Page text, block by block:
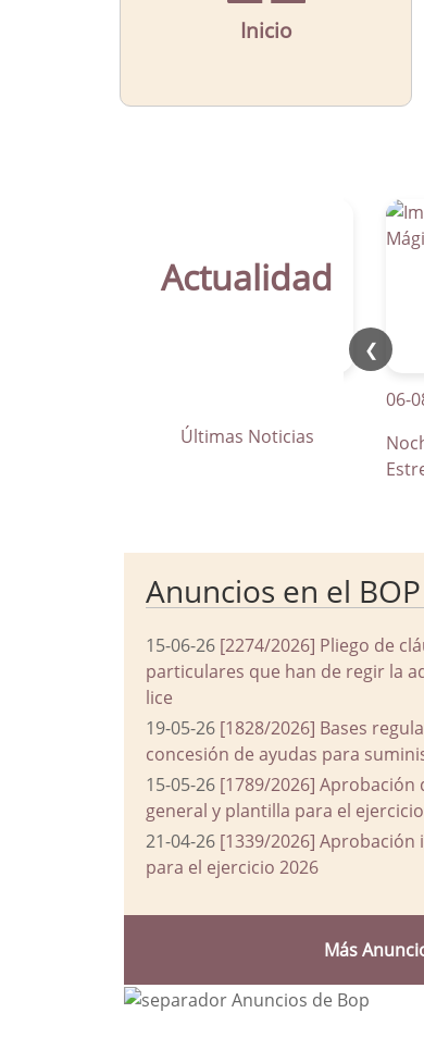
Inicio
Actualidad
Últimas Noticias
❮
La Parra apuesta por los pasos
06-08-
Noche
Estrellas
Anuncios en el BOP
15-06-26 [2274/2026] Pliego de
particulares que han de regir la
lice
19-05-26 [1828/2026] Bases
concesión de ayudas para
15-05-26 [1789/2026]
general y plantilla para el
21-04-26 [1339/2026]
para el ejercicio 2026
Más